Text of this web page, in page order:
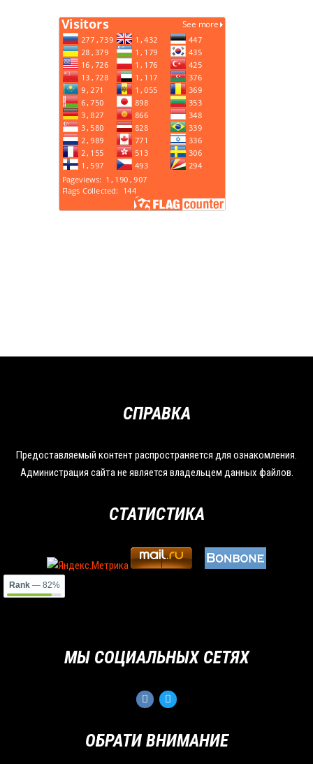
ОБРАТИ ВНИМАНИЕ
СПРАВКА
Предоставляемый контент распространяется для ознакомления.
Администрация сайта не является владельцем данных файлов.
СТАТИСТИКА
Rank— 82%
МЫ СОЦИАЛЬНЫХ СЕТЯХ